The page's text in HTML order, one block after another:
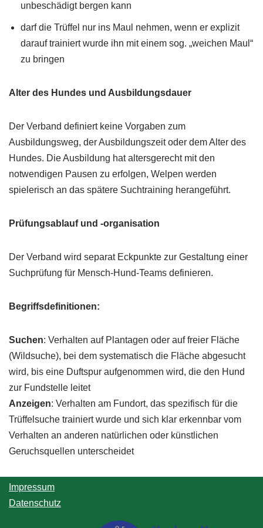
unbeschädigt bergen kann
darf die Trüffel nur ins Maul nehmen, wenn er explizit
darauf trainiert wurde ihn mit einem sog. „weichen Maul“
zu bringen
Alter des Hundes und Ausbildungsdauer
Der Verband definiert keine Vorgaben zum
Ausbildungsweg, der Ausbildungszeit oder dem Alter des
Hundes. Die Ausbildung hat altersgerecht mit den
notwendigen Pausen zu erfolgen, Welpen werden
spielerisch an das spätere Suchtraining herangeführt.
Prüfungsablauf und -organisation
Der Verband wird separat Eckpunkte zur Gestaltung einer
Suchprüfung für Mensch-Hund-Teams definieren.
Begriffsdefinitionen:
Suchen: Verhalten auf Plantagen oder auf freier Fläche
(Wildsuche), bei dem systematisch die Fläche abgesucht
wird, bis eine Duftspur aufgenommen wird, die den Hund
zur Fundstelle leitet
Anzeigen: Verhalten am Fundort, das spezifisch für die
Trüffelsuche trainiert wurde und sich klar erkennbar vom
Verhalten an anderen natürlichen oder künstlichen
Geruchsquellen unterscheidet
Impressum
Datenschutz